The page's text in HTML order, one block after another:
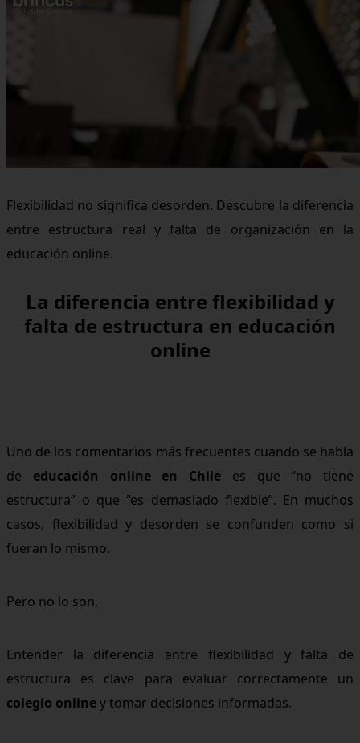
Flexibilidad no significa desorden. Descubre la diferencia
entre estructura real y falta de organización en la
educación online.
La diferencia entre flexibilidad y
falta de estructura en educación
online
Uno de los comentarios más frecuentes cuando se habla
de educación online en Chile es que “no tiene
estructura” o que “es demasiado flexible”. En muchos
casos, flexibilidad y desorden se confunden como si
fueran lo mismo.
Pero no lo son.
Entender la diferencia entre flexibilidad y falta de
estructura es clave para evaluar correctamente un
colegio onliney tomar decisiones informadas.